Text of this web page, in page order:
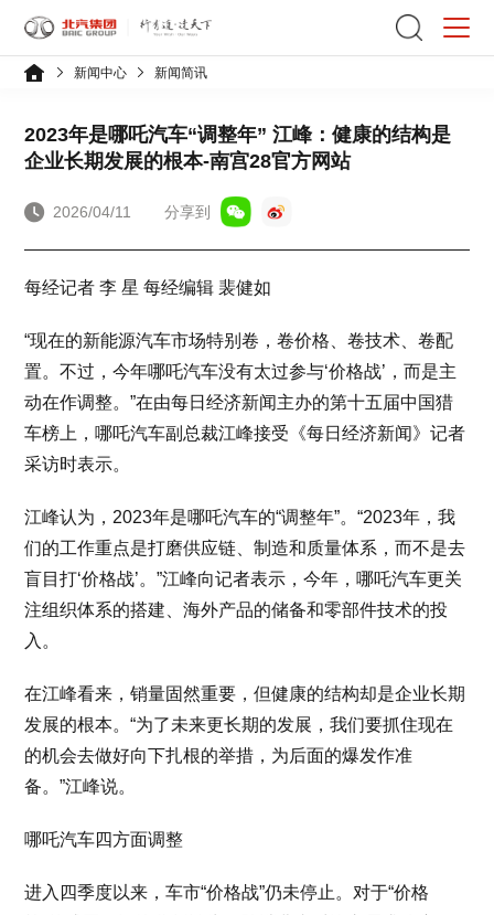
新闻中心 新闻简讯
2023年是哪吒汽车“调整年” 江峰：健康的结构是
企业长期发展的根本-南宫28官方网站
2026/04/11 分享到
每经记者 李 星 每经编辑 裴健如
“现在的新能源汽车市场特别卷，卷价格、卷技术、卷配
置。不过，今年哪吒汽车没有太过参与‘价格战’，而是主
动在作调整。”在由每日经济新闻主办的第十五届中国猎
车榜上，哪吒汽车副总裁江峰接受《每日经济新闻》记者
采访时表示。
江峰认为，2023年是哪吒汽车的“调整年”。“2023年，我
们的工作重点是打磨供应链、制造和质量体系，而不是去
盲目打‘价格战’。”江峰向记者表示，今年，哪吒汽车更关
注组织体系的搭建、海外产品的储备和零部件技术的投
入。
在江峰看来，销量固然重要，但健康的结构却是企业长期
发展的根本。“为了未来更长期的发展，我们要抓住现在
的机会去做好向下扎根的举措，为后面的爆发作准
备。”江峰说。
哪吒汽车四方面调整
进入四季度以来，车市“价格战”仍未停止。对于“价格